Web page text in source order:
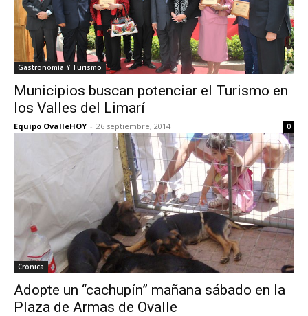
Gastronomía Y Turismo
Municipios buscan potenciar el Turismo en
los Valles del Limarí
Equipo OvalleHOY - 26 septiembre, 2014 0
Crónica
Adopte un “cachupín” mañana sábado en la
Plaza de Armas de Ovalle